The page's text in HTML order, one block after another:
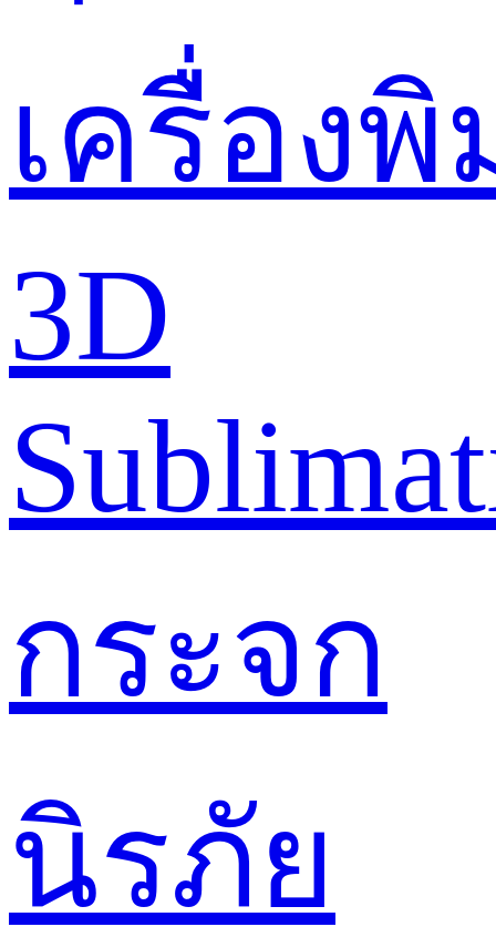
เครื่อง
3D
กระจก
นิรภัย